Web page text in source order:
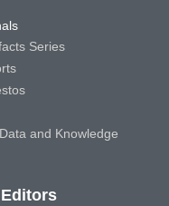
Series
and Knowledge